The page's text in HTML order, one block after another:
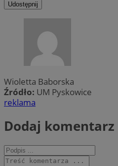
Udostępnij
Wioletta Baborska
Źródło: UM Pyskowice
reklama
Dodaj komentarz